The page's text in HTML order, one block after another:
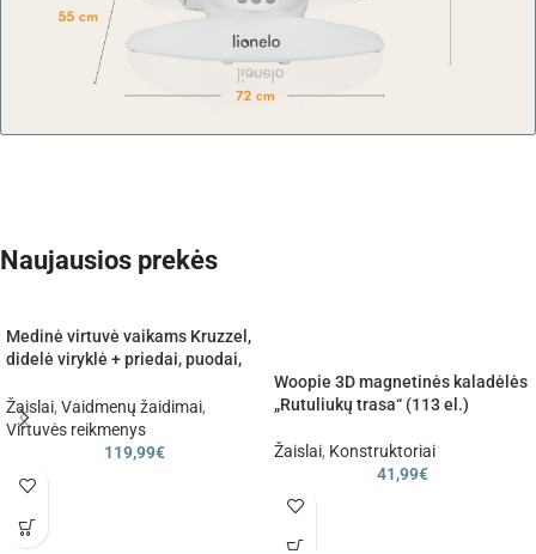
Naujausios prekės
Medinė virtuvė vaikams Kruzzel,
didelė viryklė + priedai, puodai,
Žaislai, Vaidmenų žaidimai,
Virtuvės reikmenys
119,99€
Woopie 3D magnetinės kaladėlės
„Rutuliukų trasa“ (113 el.)
Žaislai, Konstruktoriai
41,99€